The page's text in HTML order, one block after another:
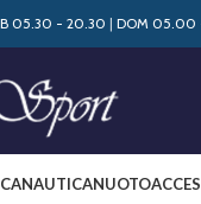
05.30 - 20.30 | DOM 05.00
NAUTICANUOTO